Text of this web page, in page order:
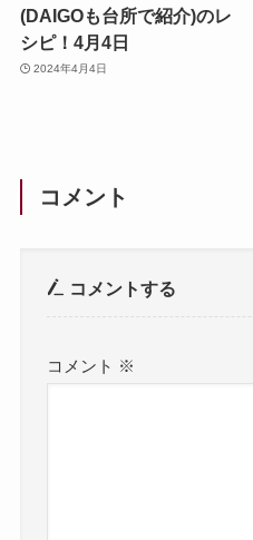
(DAIGOも台所で紹介)のレ
シピ！4月4日
2024年4月4日
コメント
コメントする
コメント ※